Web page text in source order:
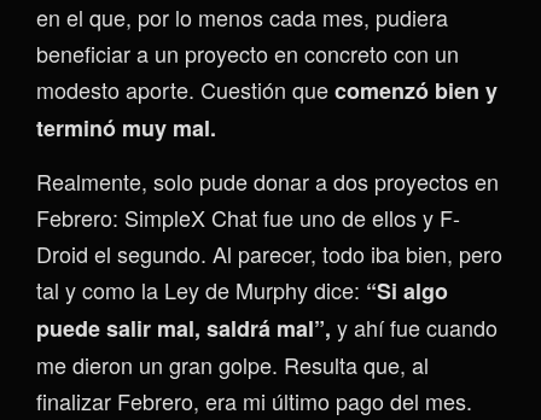
en el que, por lo menos cada mes, pudiera
beneficiar a un proyecto en concreto con un
modesto aporte. Cuestión quecomenzó bien y
terminó muy mal.
Realmente, solo pude donar a dos proyectos en
Febrero: SimpleX Chat fue uno de ellos y F-
Droid el segundo. Al parecer, todo iba bien, pero
tal y como la Ley de Murphy dice: “Si algo
puede salir mal, saldrá mal”, y ahí fue cuando
me dieron un gran golpe. Resulta que, al
finalizar Febrero, era mi último pago del mes.